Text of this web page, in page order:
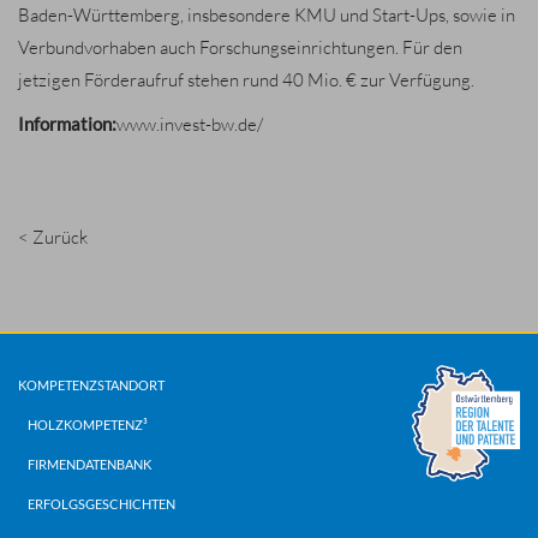
Baden-Württemberg, insbesondere KMU und Start-Ups, sowie in
Verbundvorhaben auch Forschungseinrichtungen. Für den
jetzigen Förderaufruf stehen rund 40 Mio. € zur Verfügung.
Information:www.invest-bw.de/
< Zurück
KOMPETENZSTANDORT
HOLZKOMPETENZ³
FIRMENDATENBANK
ERFOLGSGESCHICHTEN